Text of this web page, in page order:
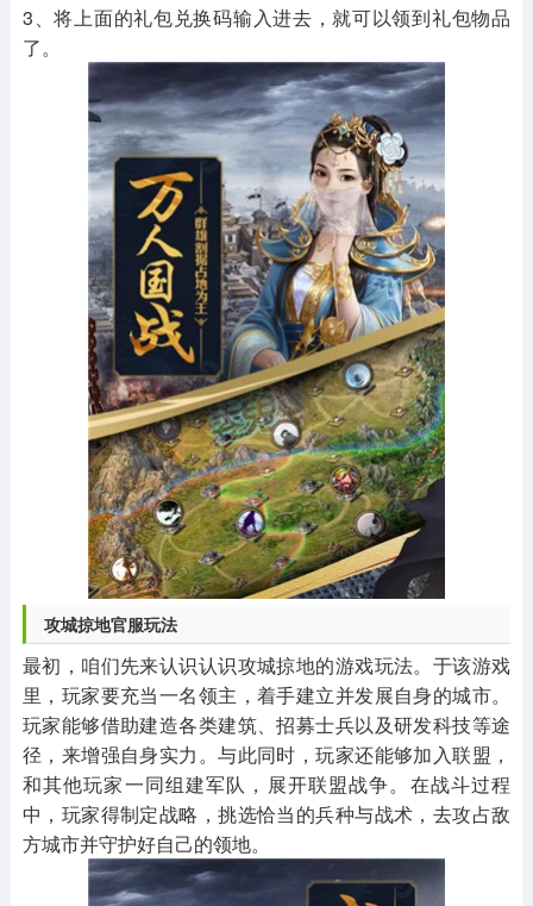
3、将上面的礼包兑换码输入进去，就可以领到礼包物品
了。
攻城掠地官服玩法
最初，咱们先来认识认识攻城掠地的游戏玩法。于该游戏
里，玩家要充当一名领主，着手建立并发展自身的城市。
玩家能够借助建造各类建筑、招募士兵以及研发科技等途
径，来增强自身实力。与此同时，玩家还能够加入联盟，
和其他玩家一同组建军队，展开联盟战争。在战斗过程
中，玩家得制定战略，挑选恰当的兵种与战术，去攻占敌
方城市并守护好自己的领地。